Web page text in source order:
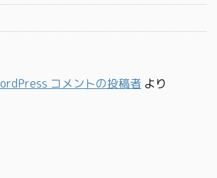
コメントの投稿者 より